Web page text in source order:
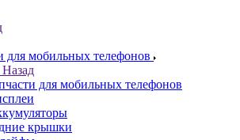
для мобильных телефонов
Назад
для мобильных телефонов
крышки